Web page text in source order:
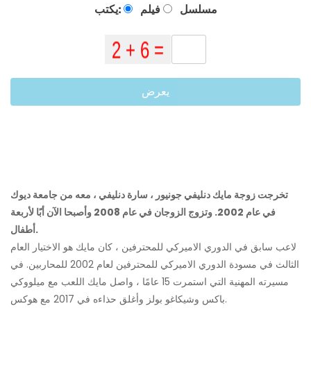
يكتب: فيلم مسلسل
يعرض
تخرجت زوجة مايك دنليفي جونيور ، سارة دنليفي ، معه من جامعة ديوك
في عام 2002. وتزوج الزوجان في عام 2008 وأصبحا الآن أبًا لأربعة
أطفال.
لاعب سابق في الدوري الاميركي للمحترفين ، كان مايك هو الاختيار العام
الثالث في مسودة الدوري الاميركي للمحترفين لعام 2002 للمحاربين. في
مسيرته المهنية التي استمرت 15 عامًا ، واصل مايك اللعب مع ميلووكي
باكس وشيكاغو بولز وأغلق حذاءه في 2017 مع هوكس.